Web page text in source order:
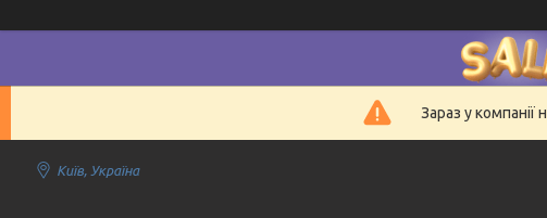
Зараз у
Київ, Україна